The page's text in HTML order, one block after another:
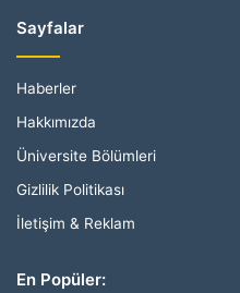
Sayfalar
Haberler
Hakkımızda
Üniversite Bölümleri
Gizlilik Politikası
İletişim & Reklam
En Popüler: